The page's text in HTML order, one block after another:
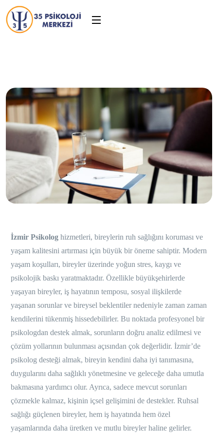
İzmir Psikolog hizmetleri, bireylerin ruh sağlığını koruması ve
yaşam kalitesini artırması için büyük bir öneme sahiptir. Modern
yaşam koşulları, bireyler üzerinde yoğun stres, kaygı ve
psikolojik baskı yaratmaktadır. Özellikle büyükşehirlerde
yaşayan bireyler, iş hayatının temposu, sosyal ilişkilerde
yaşanan sorunlar ve bireysel beklentiler nedeniyle zaman zaman
kendilerini tükenmiş hissedebilirler. Bu noktada profesyonel bir
psikologdan destek almak, sorunların doğru analiz edilmesi ve
çözüm yollarının bulunması açısından çok değerlidir. İzmir’de
psikolog desteği almak, bireyin kendini daha iyi tanımasına,
duygularını daha sağlıklı yönetmesine ve geleceğe daha umutla
bakmasına yardımcı olur. Ayrıca, sadece mevcut sorunları
çözmekle kalmaz, kişinin içsel gelişimini de destekler. Ruhsal
sağlığı güçlenen bireyler, hem iş hayatında hem özel
yaşamlarında daha üretken ve mutlu bireyler haline gelirler.